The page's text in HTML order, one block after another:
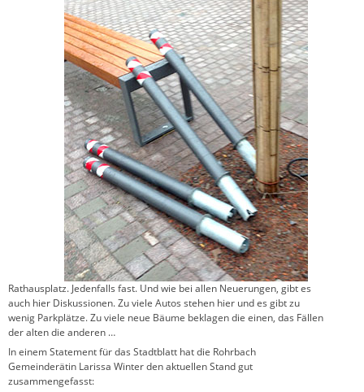
Rathausplatz. Jedenfalls fast. Und wie bei allen Neuerungen, gibt es
auch hier Diskussionen. Zu viele Autos stehen hier und es gibt zu
wenig Parkplätze. Zu viele neue Bäume beklagen die einen, das Fällen
der alten die anderen …
In einem Statement für das Stadtblatt hat die Rohrbach
Gemeinderätin Larissa Winter den aktuellen Stand gut
zusammengefasst: